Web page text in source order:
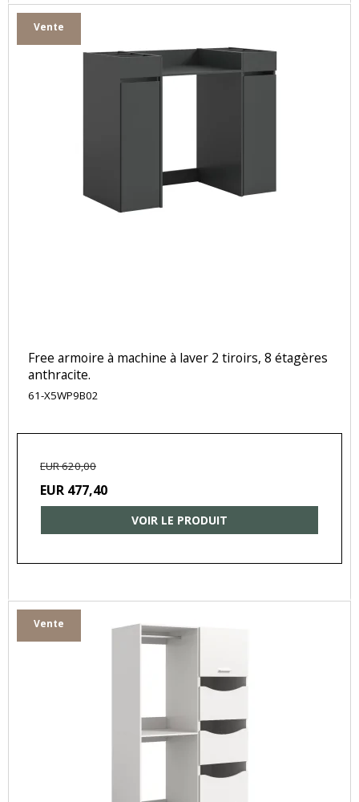
Vente
Free armoire à machine à laver 2 tiroirs, 8 étagères
anthracite.
61-X5WP9B02
EUR 620,00
EUR 477,40
VOIR LE PRODUIT
Vente